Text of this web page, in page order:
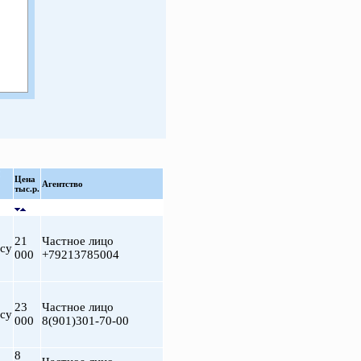
Цена
тыс.р. Агентство
21
000
Частное лицо
+79213785004
23
000
Частное лицо
8(901)301-70-00
8